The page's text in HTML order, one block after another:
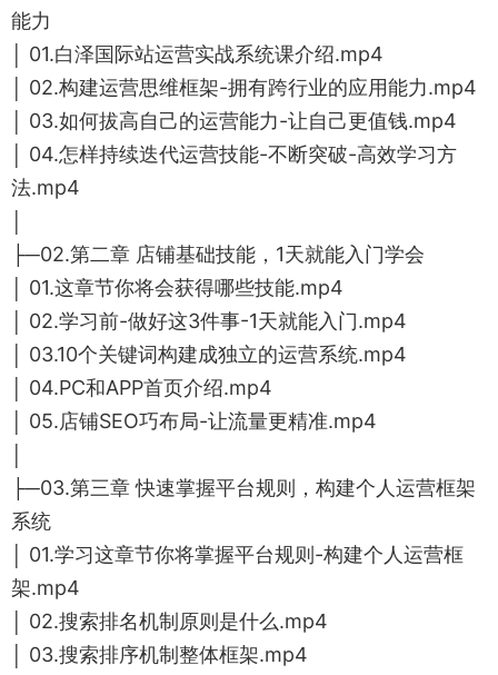
能力
│ 01.白泽国际站运营实战系统课介绍.mp4
│ 02.构建运营思维框架-拥有跨行业的应用能力.mp4
│ 03.如何拔高自己的运营能力-让自己更值钱.mp4
│ 04.怎样持续迭代运营技能-不断突破-高效学习方
法.mp4
├─02.第二章 店铺基础技能，1天就能入门学会
│ 01.这章节你将会获得哪些技能.mp4
│ 02.学习前-做好这3件事-1天就能入门.mp4
│ 03.10个关键词构建成独立的运营系统.mp4
│ 04.PC和APP首页介绍.mp4
│ 05.店铺SEO巧布局-让流量更精准.mp4
├─03.第三章 快速掌握平台规则，构建个人运营框架
系统
│ 01.学习这章节你将掌握平台规则-构建个人运营框
架.mp4
│ 02.搜索排名机制原则是什么.mp4
│ 03.搜索排序机制整体框架.mp4